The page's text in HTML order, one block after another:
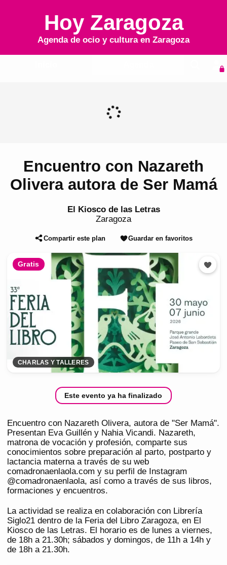
Hoy Zaragoza
Agenda de ocio y cultura en Zaragoza
Encuentro con Nazareth
Olivera autora de Ser Mamá
El Kiosco de las Letras
Zaragoza
Compartir este plan Guardar en favoritos
Gratis
CHARLAS Y TALLERES
Este evento ya ha finalizado
Encuentro con Nazareth Olivera, autora de "Ser Mamá".
Presentan Eva Guillén y Nahia Vicandi. Nazareth,
matrona de vocación y profesión, comparte sus
conocimientos sobre preparación al parto, postparto y
lactancia materna a través de su web
comadronaenlaola.com y su perfil de Instagram
@comadronaenlaola, así como a través de sus libros,
formaciones y encuentros.
La actividad se realiza en colaboración con Librería
Siglo21 dentro de la Feria del Libro Zaragoza, en El
Kiosco de las Letras. El horario es de lunes a viernes,
de 18h a 21.30h; sábados y domingos, de 11h a 14h y
de 18h a 21.30h.